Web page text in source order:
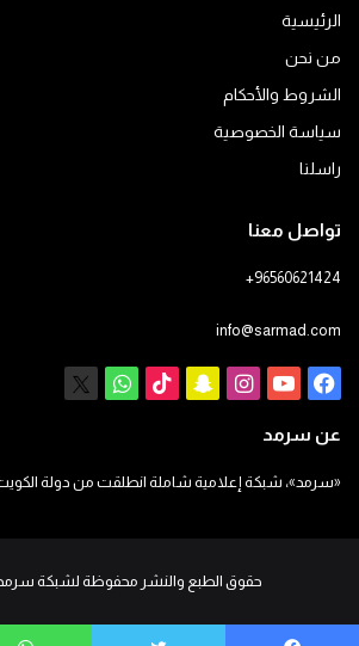
الرئيسية
من نحن
الشروط والأحكام
سياسة الخصوصية
راسلنا
تواصل معنا
+96560621424
info@sarmad.com
فيسبوكيوتيوبانستقرام
سناب ‫TikTokواتساب
عن سرمد
«سرمد»، شبكة إعلامية شاملة انطلقت من دولة الكويت في 11-
حقوق الطبع والنشر محفوظة لشبكة سرمد